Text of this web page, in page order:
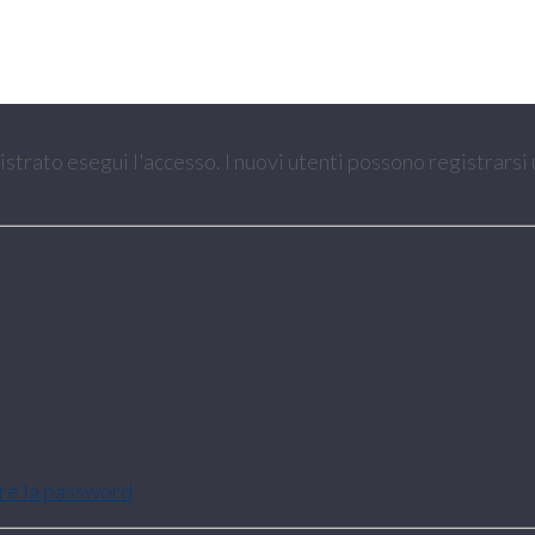
esegui l'accesso. I nuovi utenti possono
la password